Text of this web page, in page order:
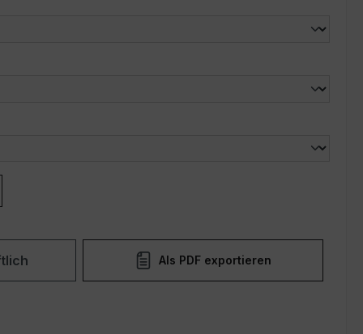
Als PDF exportieren